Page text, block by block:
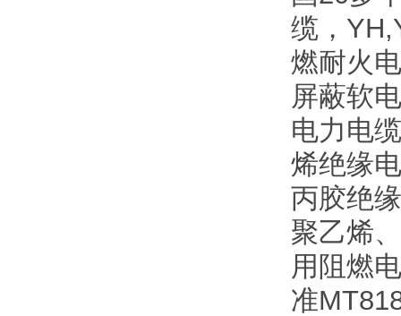
缆，
燃耐火
屏蔽软
电力电
烯绝缘
丙胶绝
聚乙烯
用阻燃
准